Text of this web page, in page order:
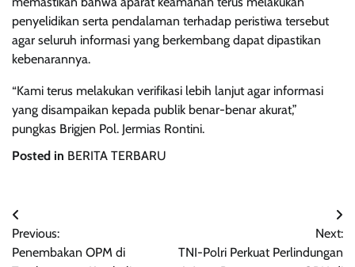
penyelidikan serta pendalaman terhadap peristiwa tersebut
agar seluruh informasi yang berkembang dapat dipastikan
kebenarannya.
“Kami terus melakukan verifikasi lebih lanjut agar informasi
yang disampaikan kepada publik benar-benar akurat,”
pungkas Brigjen Pol. Jermias Rontini.
Posted in BERITA TERBARU
Post
navigation
Previous:
Penembakan OPM di
Next:
TNI-Polri Perkuat Perlindungan